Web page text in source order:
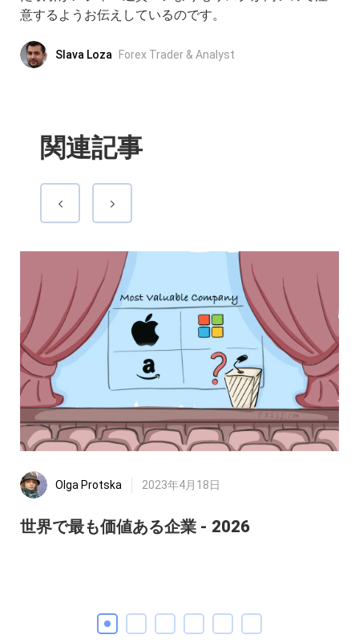
意するようお伝えしているのです。
Slava Loza Forex Trader & Analyst
関連記事
Olga Protska 2023年4月18日
世界で最も価値ある企業 - 2026